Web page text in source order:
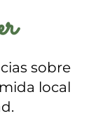
sobre
local